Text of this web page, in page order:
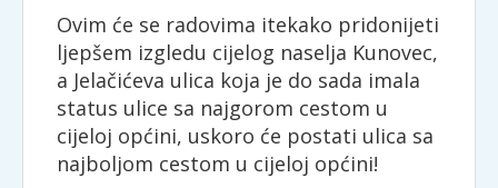
Ovim će se radovima itekako pridonijeti
ljepšem izgledu cijelog naselja Kunovec,
a Jelačićeva ulica koja je do sada imala
status ulice sa najgorom cestom u
cijeloj općini, uskoro će postati ulica sa
najboljom cestom u cijeloj općini!